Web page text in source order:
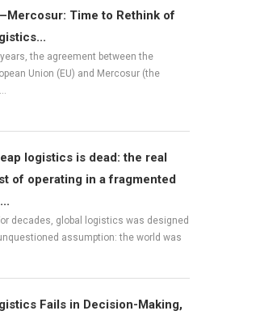
Time to Rethink of
years, the agreement between the
Union (EU) and Mercosur (the
logistics is dead: the real
of operating in a fragmented
decades, global logistics was designed
assumption: the world was
Fails in Decision-Making,